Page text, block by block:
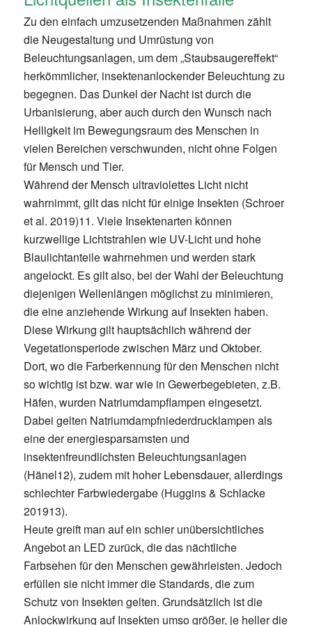
Zu den einfach umzusetzenden Maßnahmen zählt
die Neugestaltung und Umrüstung von
Beleuchtungsanlagen, um dem „Staubsaugereffekt“
herkömmlicher, insektenanlockender Beleuchtung zu
begegnen. Das Dunkel der Nacht ist durch die
Urbanisierung, aber auch durch den Wunsch nach
Helligkeit im Bewegungsraum des Menschen in
vielen Bereichen verschwunden, nicht ohne Folgen
für Mensch und Tier.
Während der Mensch ultraviolettes Licht nicht
wahrnimmt, gilt das nicht für einige Insekten (Schroer
et al. 2019)11. Viele Insektenarten können
kurzwellige Lichtstrahlen wie UV-Licht und hohe
Blaulichtanteile wahrnehmen und werden stark
angelockt. Es gilt also, bei der Wahl der Beleuchtung
diejenigen Wellenlängen möglichst zu minimieren,
die eine anziehende Wirkung auf Insekten haben.
Diese Wirkung gilt hauptsächlich während der
Vegetationsperiode zwischen März und Oktober.
Dort, wo die Farberkennung für den Menschen nicht
so wichtig ist bzw. war wie in Gewerbegebieten, z.B.
Häfen, wurden Natriumdampflampen eingesetzt.
Dabei gelten Natriumdampfniederdrucklampen als
eine der energiesparsamsten und
insektenfreundlichsten Beleuchtungsanlagen
(Hänel12), zudem mit hoher Lebensdauer, allerdings
schlechter Farbwiedergabe (Huggins & Schlacke
201913).
Heute greift man auf ein schier unübersichtliches
Angebot an LED zurück, die das nächtliche
Farbsehen für den Menschen gewährleisten. Jedoch
erfüllen sie nicht immer die Standards, die zum
Schutz von Insekten gelten. Grundsätzlich ist die
Anlockwirkung auf Insekten umso größer, je heller die